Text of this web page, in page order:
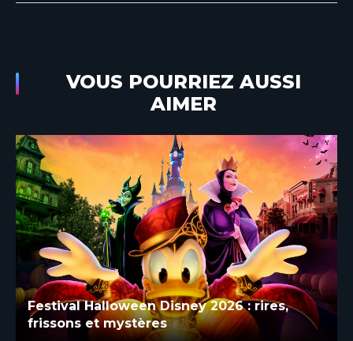
VOUS POURRIEZ AUSSI
AIMER
Blanche-Neige et les
après quatre mois de
Disneyland Paris